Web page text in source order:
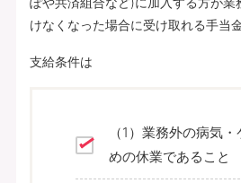
けなくなった場合に受け取れる手当金
支給条件は
（1）業務外の病気
めの休業であること